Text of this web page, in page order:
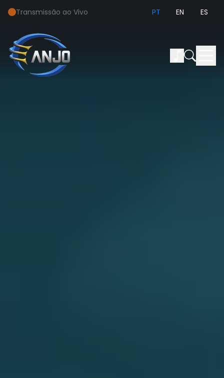
Transmissão ao Vivo PT EN ES